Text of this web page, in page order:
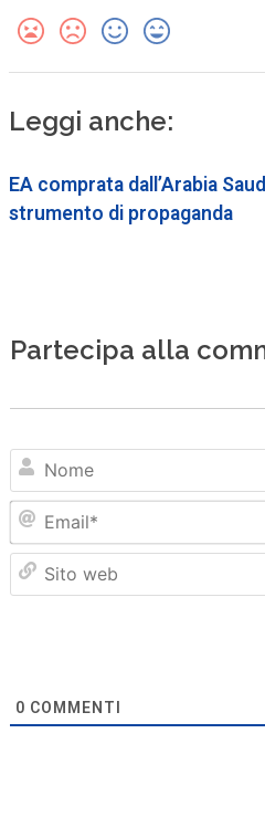
Leggi anche:
EA comprata dall’Arabia
strumento di propaganda
Partecipa alla
0 COMMENTI